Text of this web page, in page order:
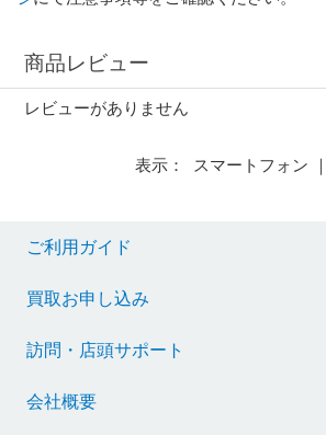
商品レビュー
レビューがありません
表示： スマートフォン ｜
ご利用ガイド
買取お申し込み
訪問・店頭サポート
会社概要